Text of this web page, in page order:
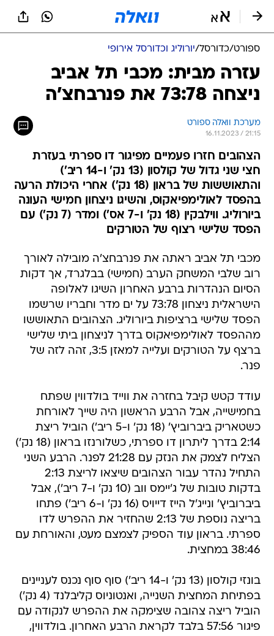
ספורט/כדורסל/יורוליג וכדורסל אירופי
עזרה מבית: מכבי תל אביב
ניצחה 73:78 את פנרבחצ'ה
מערכת וואלה ספורט
16.11.2023 / 21:15
הצהובים חזרו פעמיים מפיגור דו ספרתי בעזרת
חצי שני גדול של קולסון (13 נק' ו-14 ריב')
והתאוששות של בראון (18 נק') אחרי היכולת הרעה
בהפסד לאולימפיאקוס, והשיגו ניצחון חמישי העונה
ביורוליג. ווילבקין (18 נק' ו-7 אס') ומדר (7 נק') עם
הפסד שלישי רצוף של הטורקים
מכבי תל אביב ראתה את פנרבחצ'ה מובילה לאורך
רוב שלבי המשחק הערב (חמישי) בבלגרד, אך דקות
הסיום הנהדרות ברבע האחרון השיגו לאלופה
הישראלית ניצחון 73:78 על ים מדר וחבריו שרשמו
הפסד שלישי ברציפות ביורוליג. הצהובים התאוששו
מההפסד לאולימפיאקוס בדרך לניצחון ביתי שלישי
ברצף על הטורקים ועלייה למאזן 3:5, זהה לזה של
פנר.
עודד קטש קיבל בחזרה את ווייד בולדווין שפתח
בחמישייה, אבל הרבע הראשון היה שייך לאורחת
כשטאריק ביברוביץ' (18 נק' ו-5 ריב') הוביל ריצת
2:14 בדרך ליתרון דו ספרתי, כשלורנזו בראון (18 נק')
הצליח לצמק את הנזק עם 21:28 לפנר. הרבע השני
התחיל נהדר עבור הצהובים שיצאו לריצת 2:13
בדקות טובות של ג'יימס ווב (10 נק' ו-7 ריב'), אבל
ביברוביץ' ונייג'ל הייז דייויס (16 נק' ו-6 ריב') פתחו
בריצה נוספת של 2:13 שהחזיר את ההפרש לדו
ספרתי. בראון עוד הספיק לצמצם מעט, והאורחת עם
38:46 במחצית.
בונזי קולסון (13 נק' ו-14 ריב') סוף סוף נכנס לעניינים
בפתיחת המחצית השנייה, ואנטוניוס קליבלנד (4 נק')
הוביל ריצה צהובה שצימקה את ההפרש לנקודה עם
פיגור 57:56 בלבד לקראת הרבע האחרון. בולדווין,